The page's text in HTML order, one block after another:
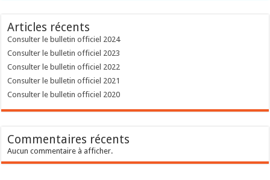
Articles récents
Consulter le bulletin officiel 2024
Consulter le bulletin officiel 2023
Consulter le bulletin officiel 2022
Consulter le bulletin officiel 2021
Consulter le bulletin officiel 2020
Commentaires récents
Aucun commentaire à afficher.